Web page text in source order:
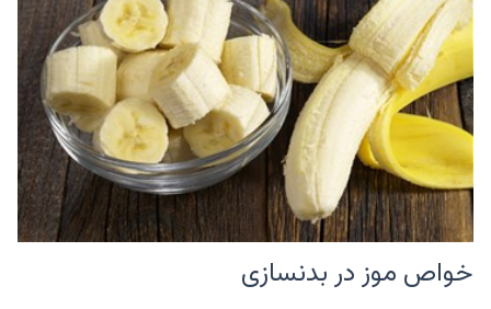
خواص موز در بدنسازی